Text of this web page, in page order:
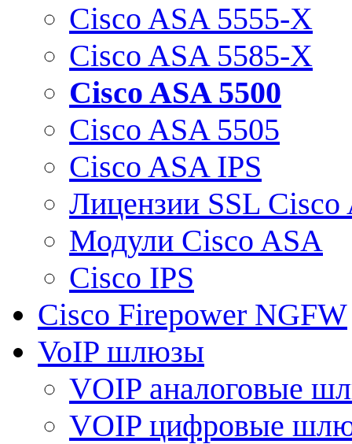
Cisco ASA 5555-X
Cisco ASA 5585-X
Cisco ASA 5500
Cisco ASA 5505
Cisco ASA IPS
Лицензии SSL Cisco
Модули Cisco ASA
Cisco IPS
Cisco Firepower NGFW
VoIP шлюзы
VOIP аналоговые
VOIP цифровые